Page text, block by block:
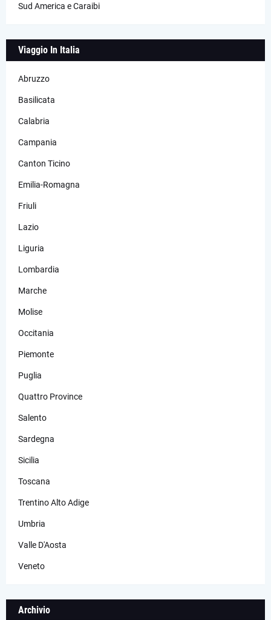
Sud America e Caraibi
Viaggio In Italia
Abruzzo
Basilicata
Calabria
Campania
Canton Ticino
Emilia-Romagna
Friuli
Lazio
Liguria
Lombardia
Marche
Molise
Occitania
Piemonte
Puglia
Quattro Province
Salento
Sardegna
Sicilia
Toscana
Trentino Alto Adige
Umbria
Valle D'Aosta
Veneto
Archivio